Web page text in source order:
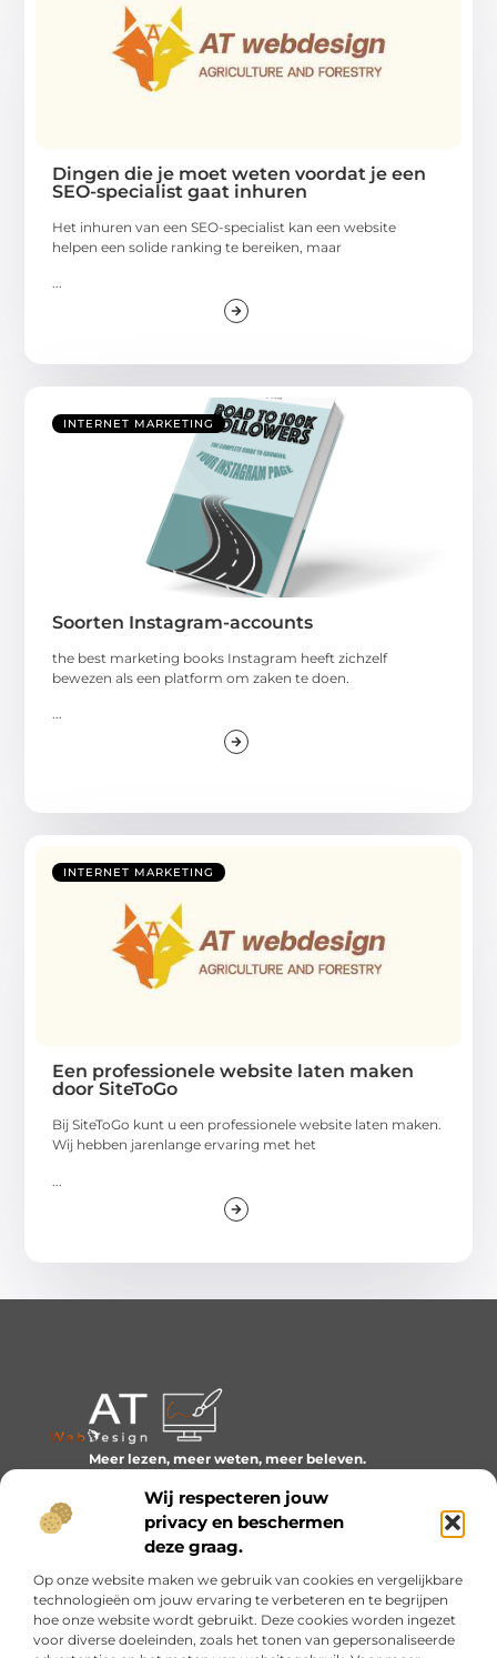
Wij respecteren jouw
privacy en beschermen
deze graag.
Op onze website maken we gebruik van cookies en vergelijkbare
technologieën om jouw ervaring te verbeteren en te begrijpen
hoe onze website wordt gebruikt. Deze cookies worden ingezet
voor diverse doeleinden, zoals het tonen van gepersonaliseerde
Dingen die je moet weten voordat je een
SEO-specialist gaat inhuren
Het inhuren van een SEO-specialist kan een website
helpen een solide ranking te bereiken, maar
INTERNET MARKETING
Soorten Instagram-accounts
the best marketing books Instagram heeft zichzelf
bewezen als een platform om zaken te doen.
...
INTERNET MARKETING
Een professionele website laten maken
door SiteToGo
Bij SiteToGo kunt u een professionele website laten maken.
Wij hebben jarenlange ervaring met het
Meer lezen, meer weten, meer beleven.
het dagelijks leven boeiend maakt.
Bericht categorie
Onze informatie